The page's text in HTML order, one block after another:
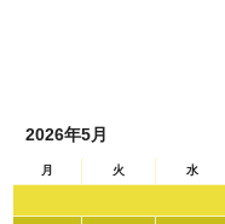
2026年5月
月 火 水